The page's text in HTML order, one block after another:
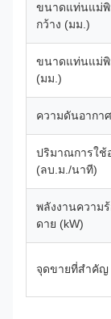
ขนาดแท่นแม่พิ
กว้าง (มม.)
ขนาดแท่นแม่พิ
(มม.)
ความดันอากา
ปริมาณการใช้
(ลบ.ม./นาที)
พลังงานความ
ดาย (kW)
จุดขายที่สำคัญ